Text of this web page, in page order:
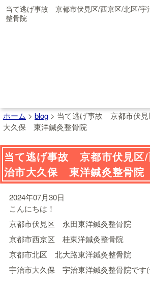
当て逃げ事故 京都市伏見区/西京区/北区/
整骨院
ホーム > blog > 当て逃げ事故 京都市伏見
大久保 東洋鍼灸整骨院
当て逃げ事故 京都市伏見区
治市大久保 東洋鍼灸整骨院
2024年07月30日
こんにちは！
京都市伏見区 永田東洋鍼灸整骨院
京都市西京区 桂東洋鍼灸整骨院
京都市北区 北大路東洋鍼灸整骨院
宇治市大久保 宇治東洋鍼灸整骨院です